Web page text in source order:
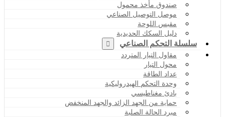
صندوق مأخذ محمول
موصل التوصيل الصناعي
مقبس اللوحة
دليل السكك الحديدية
سلسلة التحكم الصناعي
مقاول التيار المتردد
محول التيار
عداد الطاقة
وحدة التحكم الهيدروليكية
بادئ مغناطيسي
حماية من الجهد الزائد والجهد المنخفض
مبرد الحالة الصلبة